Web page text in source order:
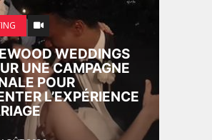
WEDDINGS
UNE CAMPAGNE
POUR
L’EXPÉRIENCE